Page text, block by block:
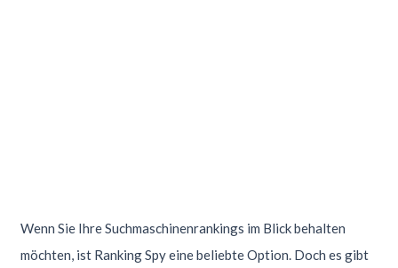
Wenn Sie Ihre Suchmaschinenrankings im Blick behalten
möchten, ist Ranking Spy eine beliebte Option. Doch es gibt